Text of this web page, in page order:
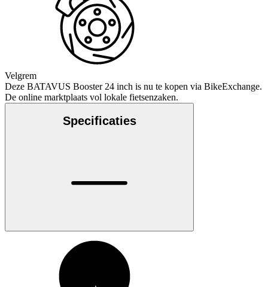
Velgrem
Deze BATAVUS Booster 24 inch is nu te kopen via BikeExchange.
De online marktplaats vol lokale fietsenzaken.
Specificaties